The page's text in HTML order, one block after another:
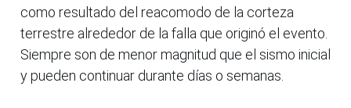
como resultado del reacomodo de la corteza
terrestre alrededor de la falla que originó el evento.
Siempre son de menor magnitud que el sismo inicial
y pueden continuar durante días o semanas.